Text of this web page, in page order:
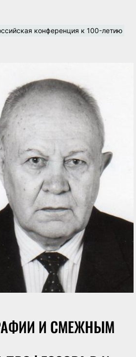
конференция к 100-летию
И СМЕЖНЫМ